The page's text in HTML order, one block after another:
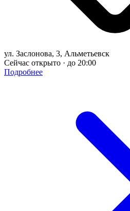
ул. Заслонова, 3, Альметьевск
Сейчас открыто · до 20:00
Подробнее